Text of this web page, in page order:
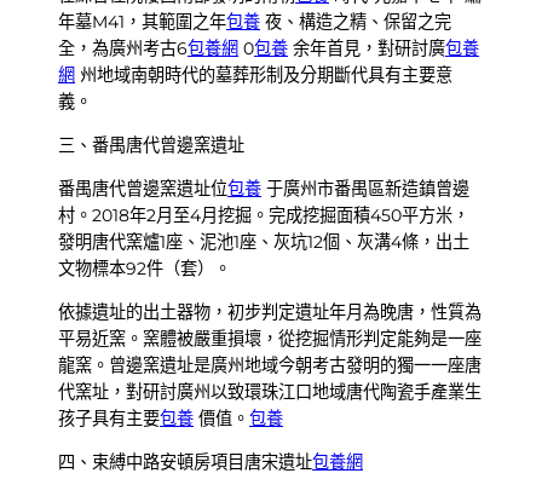
年墓M41，其範圍之年包養 夜、構造之精、保留之完
全，為廣州考古6包養網 0包養 余年首見，對研討廣包養
網 州地域南朝時代的墓葬形制及分期斷代具有主要意
義。
三、番禺唐代曾邊窯遺址
番禺唐代曾邊窯遺址位包養 于廣州市番禺區新造鎮曾邊
村。2018年2月至4月挖掘。完成挖掘面積450平方米，
發明唐代窯爐1座、泥池1座、灰坑12個、灰溝4條，出土
文物標本92件（套）。
依據遺址的出土器物，初步判定遺址年月為晚唐，性質為
平易近窯。窯體被嚴重損壞，從挖掘情形判定能夠是一座
龍窯。曾邊窯遺址是廣州地域今朝考古發明的獨一一座唐
代窯址，對研討廣州以致環珠江口地域唐代陶瓷手產業生
孩子具有主要包養 價值。 包養
四、束縛中路安頓房項目唐宋遺址包養網